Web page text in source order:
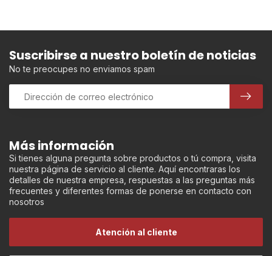
Más información
Si tienes alguna pregunta sobre productos o tú compra, visita
nuestra página de servicio al cliente. Aquí encontraras los
detalles de nuestra empresa, respuestas a las preguntas más
frecuentes y diferentes formas de ponerse en contacto con
nosotros
Atención al cliente
Suscribirse a nuestro boletín de noticias
No te preocupes no enviamos spam